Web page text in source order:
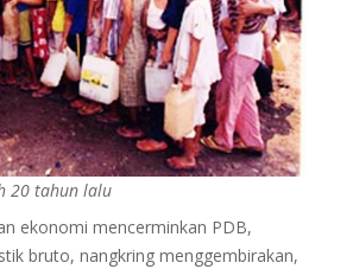
20 tahun lalu
ekonomi mencerminkan PDB,
bruto, nangkring menggembirakan,